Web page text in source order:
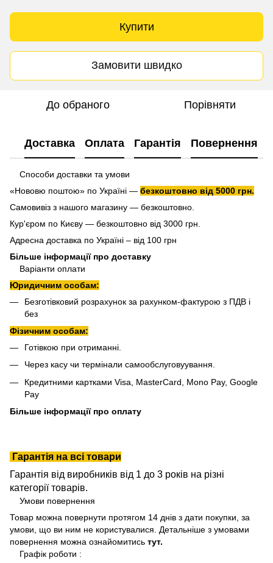
Купити
Замовити швидко
До обраного Порівняти
Доставка Оплата Гарантія Повернення
Способи доставки та умови
«Нововю поштою» по Україні — безкоштовно від 5000 грн.
Самовивіз з нашого магазину — безкоштовно.
Кур'єром по Києву — безкоштовно від 3000 грн.
Адресна доставка по Україні – від 100 грн
Більше інформації про доставку
Варіанти оплати
Юридичним особам:
Безготівковий розрахунок за рахунком-фактурою з ПДВ і
без
Фізичним особам:
Готівкою при отриманні.
Через касу чи термінали самообслуговуування.
Кредитними картками Visa, MasterCard, Mono Pay, Google
Pay
Більше інформації про оплату
Гарантія на всі товари
Гарантія від виробників від 1 до 3 років на різні
категорії товарів.
Умови повернення
Товар можна повернути протягом 14 днів з дати покупки, за
умови, що ви ним не користувалися. Детальніше з умовами
повернення можна ознайомитись тут.
Графік роботи :